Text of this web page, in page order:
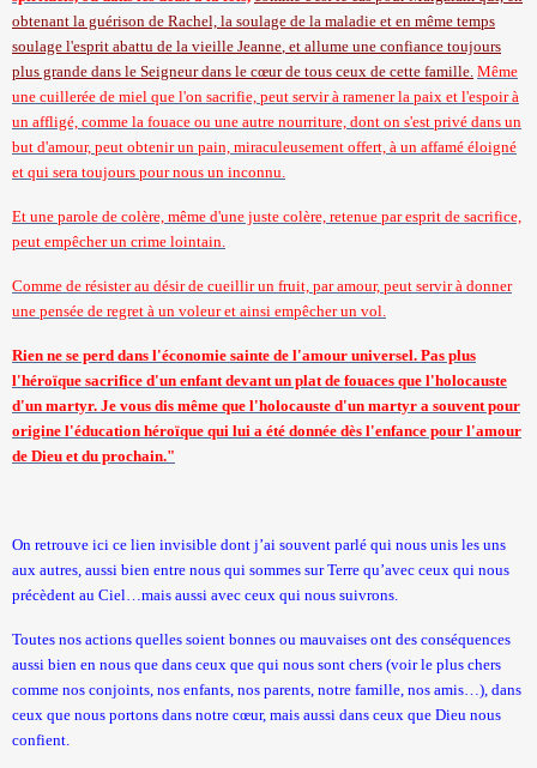
obtenant la guérison de Rachel, la soulage de la maladie et en même temps
soulage l'esprit abattu de la vieille Jeanne , et allume une confiance toujours
plus grande dans le Seigneur dans le cœur de tous ceux de cette famille. Même
une cuillerée de miel que l'on sacrifie, peut servir à ramener la paix et l'espoir à
un affligé, comme la fouace ou une autre nourriture, dont on s'est privé dans un
but d'amour, peut obtenir un pain, miraculeusement offert, à un affamé éloigné
et qui sera toujours pour nous un inconnu.
Et une parole de colère, même d'une juste colère, retenue par esprit de sacrifice,
peut empêcher un crime lointain.
Comme de résister au désir de cueillir un fruit, par amour, peut servir à donner
une pensée de regret à un voleur et ainsi empêcher un vol.
Rien ne se perd dans l'économie sainte de l'amour universel. Pas plus
l'héroïque sacrifice d'un enfant devant un plat de fouaces que l'holocauste
d'un martyr. Je vous dis même que l'holocauste d'un martyr a souvent pour
origine l'éducation héroïque qui lui a été donnée dès l'enfance pour l'amour
de Dieu et du prochain."
On retrouve ici ce lien invisible dont j’ai souvent parlé qui nous unis les uns
aux autres, aussi bien entre nous qui sommes sur Terre qu’avec ceux qui nous
précèdent au Ciel…mais aussi avec ceux qui nous suivrons.
Toutes nos actions quelles soient bonnes ou mauvaises ont des conséquences
aussi bien en nous que dans ceux que qui nous sont chers (voir le plus chers
comme nos conjoints, nos enfants, nos parents, notre famille, nos amis…), dans
ceux que nous portons dans notre cœur, mais aussi dans ceux que Dieu nous
confient.